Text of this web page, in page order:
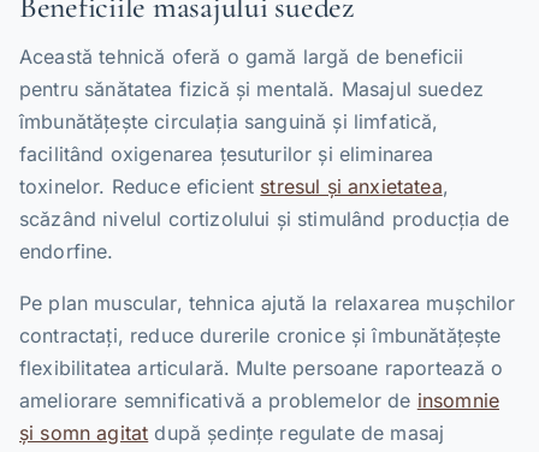
Această tehnică oferă o gamă largă de beneficii
pentru sănătatea fizică și mentală. Masajul suedez
îmbunătățește circulația sanguină și limfatică,
facilitând oxigenarea țesuturilor și eliminarea
toxinelor. Reduce eficient stresul și anxietatea,
scăzând nivelul cortizolului și stimulând producția de
endorfine.
Pe plan muscular, tehnica ajută la relaxarea mușchilor
contractați, reduce durerile cronice și îmbunătățește
flexibilitatea articulară. Multe persoane raportează o
ameliorare semnificativă a problemelor de insomnie
și somn agitat după ședințe regulate de masaj